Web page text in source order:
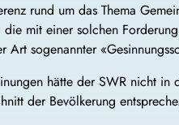
rund um das Thema
mit einer solchen
Art sogenannter
hätte der SWR nicht
der Bevölkerung